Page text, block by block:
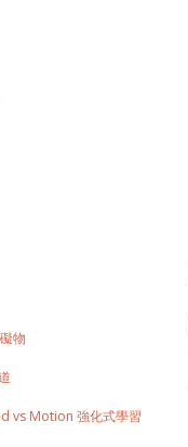
物
vs Motion 強化式學習